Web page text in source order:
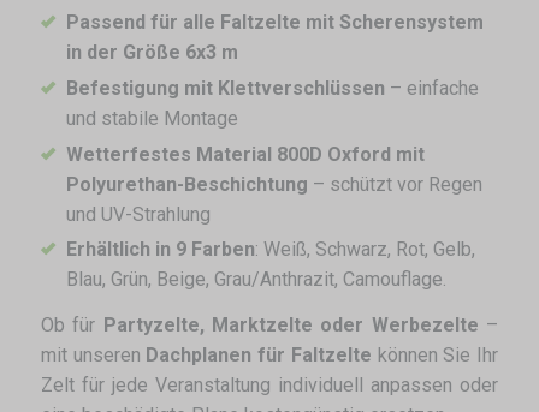
Passend für alle Faltzelte mit Scherensystem
in der Größe 6x3 m
Befestigung mit Klettverschlüssen – einfache
und stabile Montage
Wetterfestes Material 800D Oxford mit
Polyurethan-Beschichtung – schützt vor Regen
und UV-Strahlung
Erhältlich in 9 Farben: Weiß, Schwarz, Rot, Gelb,
Blau, Grün, Beige, Grau/Anthrazit, Camouflage.
Ob für Partyzelte, Marktzelte oder Werbezelte –
mit unseren Dachplanen für Faltzelte können Sie Ihr
Zelt für jede Veranstaltung individuell anpassen oder